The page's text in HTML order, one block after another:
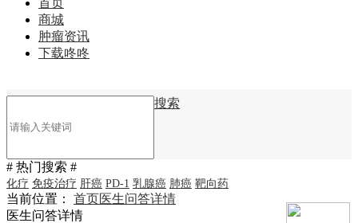
商城
肿瘤资讯
下载咚咚
搜索
# 热门搜索 #
化疗 免疫治疗 肝癌 PD-1 乳腺癌 肺癌 靶向药
当前位置： 首页医生问答详情
医生问答详情